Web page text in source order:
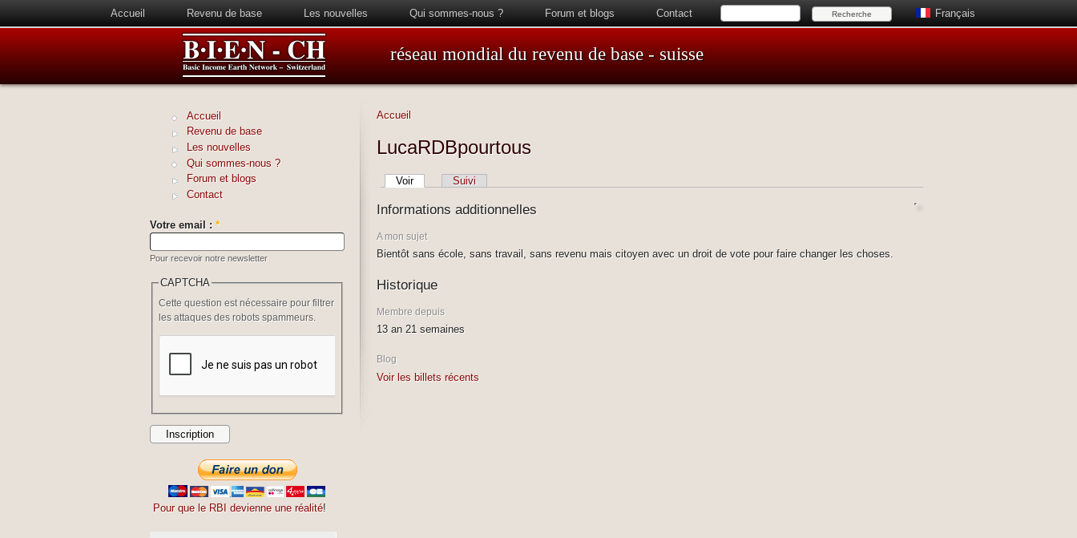
Accueil Revenu de base Les nouvelles Qui sommes-nous ? Forum et blogs Contact Français
réseau mondial du revenu de base - suisse
Accueil
LucaRDBpourtous
Voir Suivi
Informations additionnelles
A mon sujet
Bientôt sans école, sans travail, sans revenu mais citoyen avec un droit de vote pour faire changer les choses.
Historique
Membre depuis
13 an 21 semaines
Blog
Voir les billets récents
Accueil
Revenu de base
Les nouvelles
Qui sommes-nous ?
Forum et blogs
Contact
Votre email : *
Pour recevoir notre newsletter
CAPTCHA
Cette question est nécessaire pour filtrer
les attaques des robots spammeurs.
Pour que le RBI devienne une réalité!